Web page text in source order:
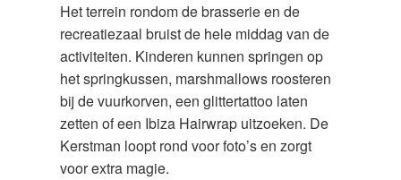
Het terrein rondom de brasserie en de
recreatiezaal bruist de hele middag van de
activiteiten. Kinderen kunnen springen op
het springkussen, marshmallows roosteren
bij de vuurkorven, een glittertattoo laten
zetten of een Ibiza Hairwrap uitzoeken. De
Kerstman loopt rond voor foto’s en zorgt
voor extra magie.